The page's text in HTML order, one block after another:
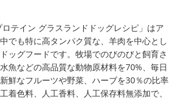
ロテイン グラスランドドッグレシピ」はア
でも特に高タンパク質な、羊肉を中心とし
ッグフードです。牧場でのびのびと飼育さ
魚などの高品質な動物原材料を70%、毎日
鮮なフルーツや野菜、ハーブを30％の比率
着色料、人工香料、人工保存料無添加で、